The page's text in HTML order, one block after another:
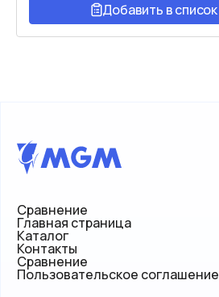
Добавить в список
Сравнение
Главная страница
Каталог
Контакты
Сравнение
Пользовательское соглашение